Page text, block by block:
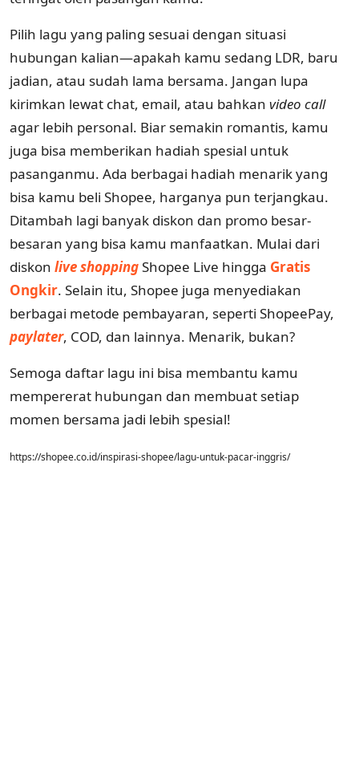
Pilih lagu yang paling sesuai dengan situasi
hubungan kalian—apakah kamu sedang LDR, baru
jadian, atau sudah lama bersama. Jangan lupa
kirimkan lewat chat, email, atau bahkan video call
agar lebih personal. Biar semakin romantis, kamu
juga bisa memberikan hadiah spesial untuk
pasanganmu. Ada berbagai hadiah menarik yang
bisa kamu beli Shopee, harganya pun terjangkau.
Ditambah lagi banyak diskon dan promo besar-
besaran yang bisa kamu manfaatkan. Mulai dari
diskon live shoppingShopee Live hingga Gratis
Ongkir. Selain itu, Shopee juga menyediakan
berbagai metode pembayaran, seperti ShopeePay,
paylater, COD, dan lainnya. Menarik, bukan?
Semoga daftar lagu ini bisa membantu kamu
mempererat hubungan dan membuat setiap
momen bersama jadi lebih spesial!
https://shopee.co.id/inspirasi-shopee/lagu-untuk-pacar-inggris/